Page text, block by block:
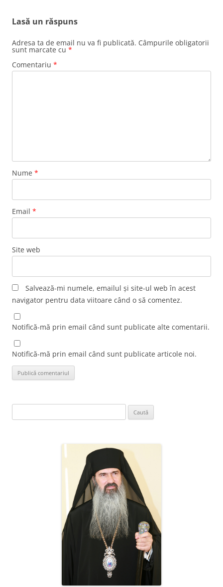
Lasă un răspuns
Adresa ta de email nu va fi publicată. Câmpurile obligatorii
sunt marcate cu *
Comentariu *
Nume *
Email *
Site web
Salvează-mi numele, emailul și site-ul web în acest
navigator pentru data viitoare când o să comentez.
Notifică-mă prin email când sunt publicate alte comentarii.
Notifică-mă prin email când sunt publicate articole noi.
după: